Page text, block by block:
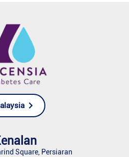
Square, Persiaran